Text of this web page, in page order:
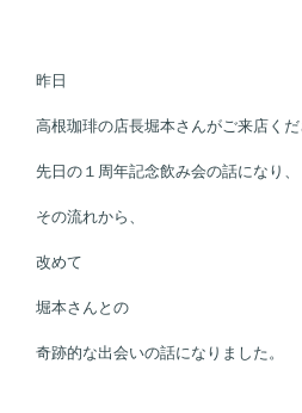
昨日
高根珈琲の店長堀本さんがご来店くだ
先日の１周年記念飲み会の話になり、
その流れから、
改めて
堀本さんとの
奇跡的な出会いの話になりました。